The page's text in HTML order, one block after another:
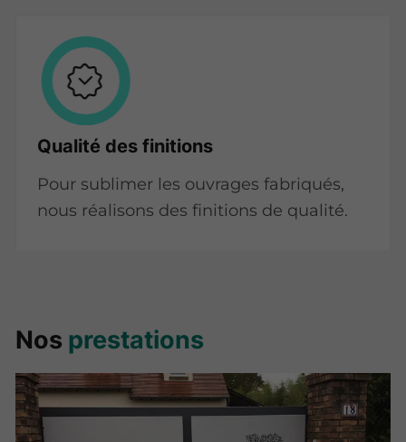
Qualité des finitions
Pour sublimer les ouvrages fabriqués,
nous réalisons des finitions de qualité.
Nos prestations